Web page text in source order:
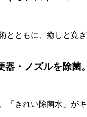
とともに、癒しと寛
・ノズルを除菌。
「きれい除菌水」がキ